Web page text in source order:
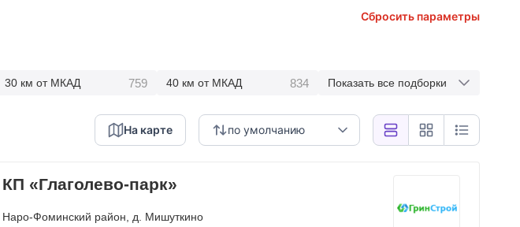
Сбросить параметры
30 км от МКАД 759 40 км от МКАД 834 Показать все подборки
по умолчанию
На карте
КП «Глаголево-парк»
Наро-Фоминский район
д. Мишуткино